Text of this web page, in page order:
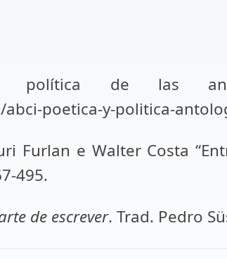
y política de las
poetica-y-politica-
Furlan e Walter Costa
495.
de escrever. Trad. Pedro